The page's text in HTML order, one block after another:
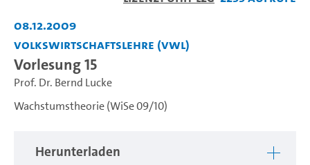
08.12.2009
Volkswirtschaftslehre (VWL)
Vorlesung 15
Prof. Dr. Bernd Lucke
Wachstumstheorie (WiSe 09/10)
Herunterladen